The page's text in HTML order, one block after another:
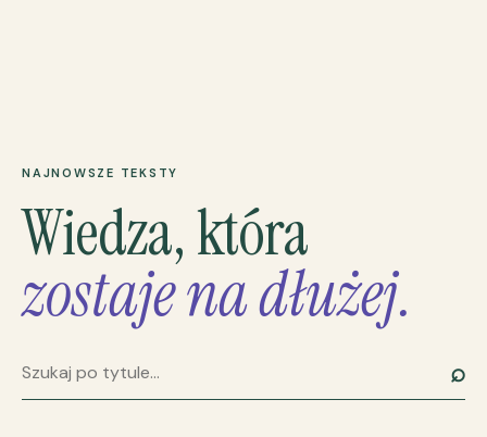
NAJNOWSZE TEKSTY
Wiedza, która
zostaje na dłużej.
Szukaj artykułu ⌕